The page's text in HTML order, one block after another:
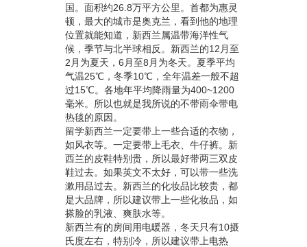
国。面积约26.8万平方公里。首都为惠灵
顿，最大的城市是奥克兰，看到他的地理
位置就能知道，新西兰属温带海洋性气
候，季节与北半球相反。新西兰的12月至
2月为夏天，6月至8月为冬天。夏季平均
气温25℃，冬季10℃，全年温差一般不超
过15℃。各地年平均降雨量为400~1200
毫米。所以也就是我所说的不带雨伞带电
热毯的原因。
留学新西兰一定要带上一些合适的衣物，
如风衣等。一定要带上毛衣、牛仔裤。新
西兰的皮鞋特别贵，所以最好带两三双皮
鞋过去。如果英文不太好，可以带一些洗
漱用品过去。新西兰的化妆品比较贵，都
是大品牌，所以建议带上一些化妆品，如
搽脸的乳液、爽肤水等。
新西兰有的房间用电暖器，冬天只有10摄
氏度左右，特别冷，所以建议带上电热